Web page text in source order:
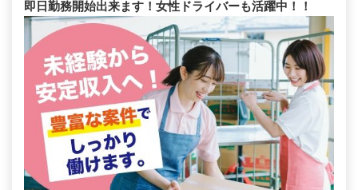
即日勤務開始出来ます！女性ドライバーも活躍中！！